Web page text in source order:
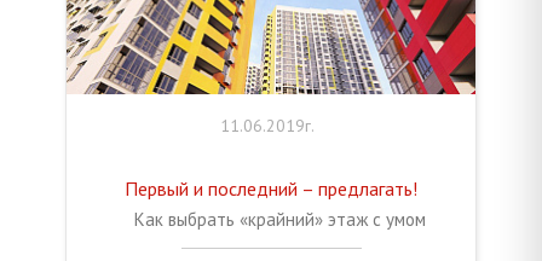
11.06.2019г.
Первый и последний – предлагать!
Как выбрать «крайний» этаж с умом